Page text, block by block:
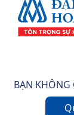
BẠN KHÔNG